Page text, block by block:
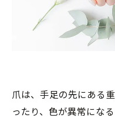
爪は、手足の先にある
ったり、色が異常にな